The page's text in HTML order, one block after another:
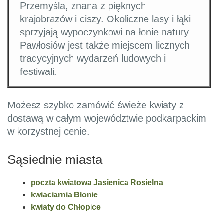
Przemyśla, znana z pięknych
krajobrazów i ciszy. Okoliczne lasy i łąki
sprzyjają wypoczynkowi na łonie natury.
Pawłosiów jest także miejscem licznych
tradycyjnych wydarzeń ludowych i
festiwali.
Możesz szybko zamówić świeże kwiaty z
dostawą w całym województwie podkarpackim
w korzystnej cenie.
Sąsiednie miasta
poczta kwiatowa Jasienica Rosielna
kwiaciarnia Błonie
kwiaty do Chłopice